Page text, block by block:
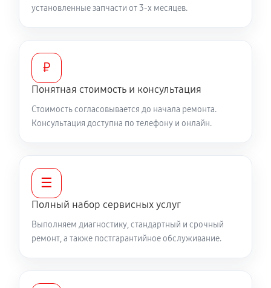
установленные запчасти от 3-х месяцев.
₽
Понятная стоимость и консультация
Стоимость согласовывается до начала ремонта.
Консультация доступна по телефону и онлайн.
☰
Полный набор сервисных услуг
Выполняем диагностику, стандартный и срочный
ремонт, а также постгарантийное обслуживание.